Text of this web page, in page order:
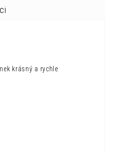
krásný a rychle